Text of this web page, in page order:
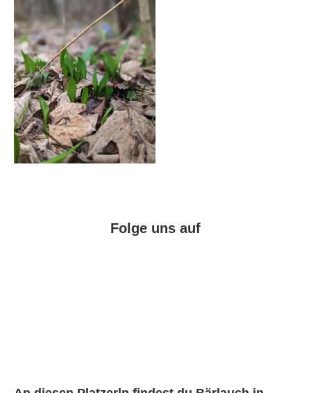
Folge uns auf